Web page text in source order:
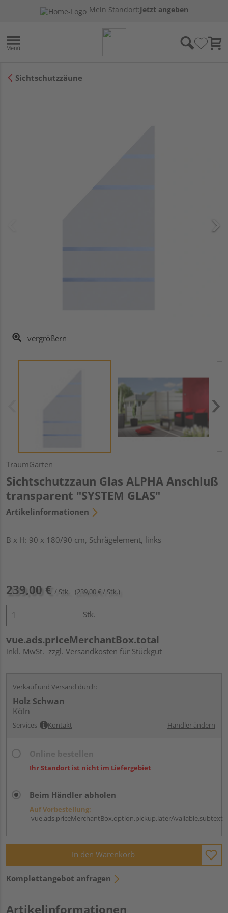
Mein Standort:Jetzt angeben
Sichtschutzzäune
vergrößern
TraumGarten
Sichtschutzzaun Glas ALPHA Anschluß
transparent "SYSTEM GLAS"
Artikelinformationen
B x H: 90 x 180/90 cm, Schrägelement, links
239,00 € / Stk. (239,00 € / Stk.)
Stk.
vue.ads.priceMerchantBox.total
inkl. MwSt. zzgl. Versandkosten für Stückgut
Verkauf und Versand durch:
Holz Schwan
Köln
Services Kontakt Händler ändern
Ihr Standort ist nicht im Liefergebiet
Beim Händler abholen
Auf Vorbestellung:
vue.ads.priceMerchantBox.option.pickup.laterAvailable.subtext
In den Warenkorb
Komplettangebot anfragen
Artikelinformationen